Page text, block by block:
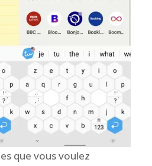
que vous voulez